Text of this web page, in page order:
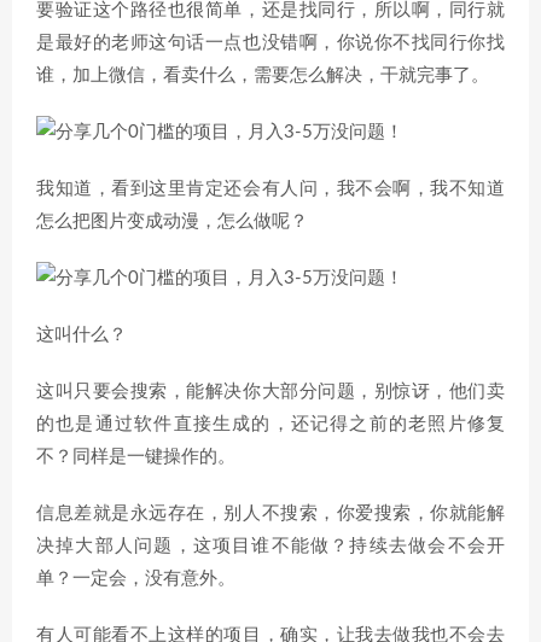
要验证这个路径也很简单，还是找同行，所以啊，同行就
是最好的老师这句话一点也没错啊，你说你不找同行你找
谁，加上微信，看卖什么，需要怎么解决，干就完事了。
我知道，看到这里肯定还会有人问，我不会啊，我不知道
怎么把图片变成动漫，怎么做呢？
这叫什么？
这叫只要会搜索，能解决你大部分问题，别惊讶，他们卖
的也是通过软件直接生成的，还记得之前的老照片修复
不？同样是一键操作的。
信息差就是永远存在，别人不搜索，你爱搜索，你就能解
决掉大部人问题，这项目谁不能做？持续去做会不会开
单？一定会，没有意外。
有人可能看不上这样的项目，确实，让我去做我也不会去